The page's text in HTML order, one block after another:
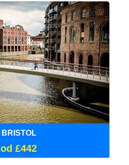
BRISTOL
od £442